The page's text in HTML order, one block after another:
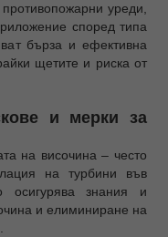
уреди,
според типа
бърза и ефективна
щетите и риска от
и мерки за
на височина – често
на турбини във
осигурява знания и
и елиминиране на